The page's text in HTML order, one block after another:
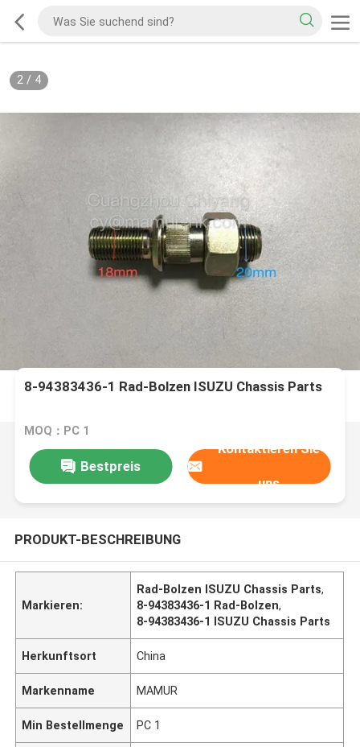
2/ 4
8-94383436-1 Rad-Bolzen ISUZU Chassis Parts
MOQ：PC 1
Bestpreis
Kontaktieren Sie
uns
PRODUKT-BESCHREIBUNG
Markieren:
Rad-Bolzen ISUZU Chassis Parts,
8-94383436-1 Rad-Bolzen,
8-94383436-1 ISUZU Chassis Parts
Herkunftsort China
Markenname MAMUR
Min Bestellmenge PC 1